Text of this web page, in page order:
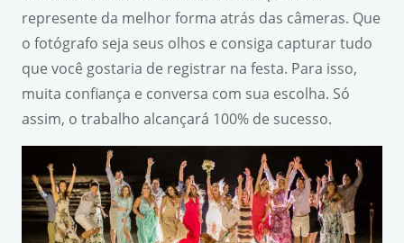
represente da melhor forma atrás das câmeras. Que
o fotógrafo seja seus olhos e consiga capturar tudo
que você gostaria de registrar na festa. Para isso,
muita confiança e conversa com sua escolha. Só
assim, o trabalho alcançará 100% de sucesso.